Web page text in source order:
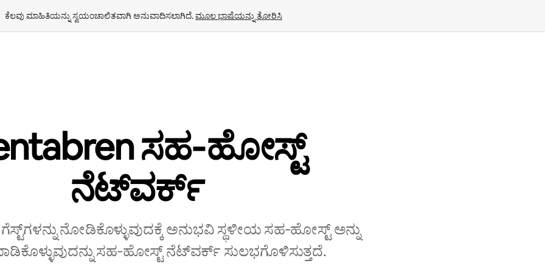
ಕೆಲವು ಮಾಹಿತಿಯನ್ನು ಸ್ವಯಂಚಾಲಿತವಾಗಿ ಅನುವಾದಿಸಲಾಗಿದೆ. ಮೂಲ ಭಾಷೆಯನ್ನು ತೋರಿಸಿ
ಸಹ‑ಹೋಸ್ಟ್
‌ನೆಟ್‌ವರ್ಕ್
ನೋಡಿಕೊಳ್ಳುವುದಕ್ಕೆ ಅನುಭವಿ ಸ್ಥಳೀಯ ಸಹ‑ಹೋಸ್ಟ್ ಅನ್ನು
ಸಹ‑ಹೋಸ್ಟ್‌ ನೆಟ್‌ವರ್ಕ್‌ ಸುಲಭಗೊಳಿಸುತ್ತದೆ.